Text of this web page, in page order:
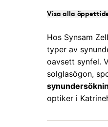
Visa alla
Hos Synsam
typer av
oavsett synfel.
solglasögon,
optiker i